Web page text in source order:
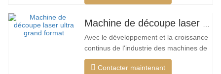
matériaux, optimiser la surface de
coupe, couper une plus large gamme de
matériaux, une vitesse plus rapide,
une…
Avec le développement et la croissance
continus de l'industrie des machines de
découpe laser de mon pays, il existe de
plus en plus de types de machines de
Contacter maintenant